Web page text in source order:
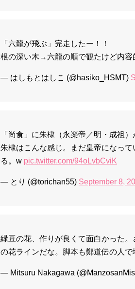
「六龍が飛ぶ」完走したー！！
根の深い木→六龍の順で観たけど内容
— はしもとはしこ (@hasiko_HSMT)
「尚食」に朱棣（永楽帝／明・成祖
朱棣はこんな感じ。まだ皇帝になっ
る。w pic.twitter.com/94oLvbCviK
— とり (@torichan55) September 8,
緑豆の花、作りが良くて面白かった
の花ラインだな。脚本も鄭道伝の人で
— Mitsuru Nakagawa